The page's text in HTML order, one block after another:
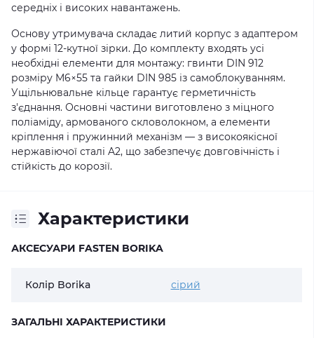
середніх і високих навантажень.
Основу утримувача складає литий корпус з адаптером
у формі 12-кутної зірки. До комплекту входять усі
необхідні елементи для монтажу: гвинти DIN 912
розміру M6×55 та гайки DIN 985 із самоблокуванням.
Ущільнювальне кільце гарантує герметичність
з'єднання. Основні частини виготовлено з міцного
поліаміду, армованого скловолокном, а елементи
кріплення і пружинний механізм — з високоякісної
нержавіючої сталі A2, що забезпечує довговічність і
стійкість до корозії.
Характеристики
АКСЕСУАРИ FASTEN BORIKA
Колір Borika сірий
ЗАГАЛЬНІ ХАРАКТЕРИСТИКИ